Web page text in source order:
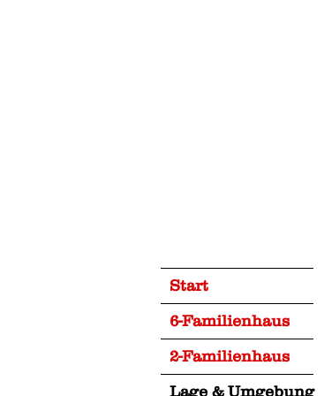
Start
6-Familienhaus
2-Familienhaus
Lage & Umgebung